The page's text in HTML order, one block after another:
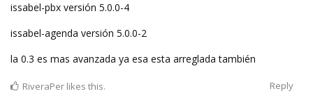
issabel-pbx versión 5.0.0-4
issabel-agenda versión 5.0.0-2
la 0.3 es mas avanzada ya esa esta arreglada también
Reply
RiveraPer likes this.